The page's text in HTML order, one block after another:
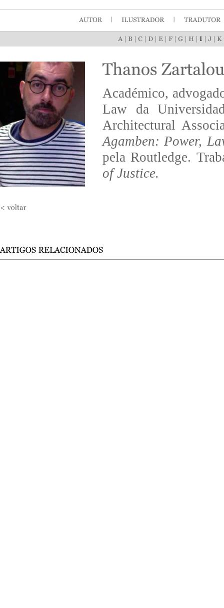
Académico,
Law da
Architectural
Agamben: Power,
pela Routledge.
of Justice.